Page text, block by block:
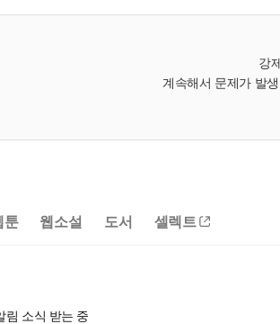
강
계속해서 문제가 발
툰 웹소설 도서 셀렉트
림 소식 받는 중